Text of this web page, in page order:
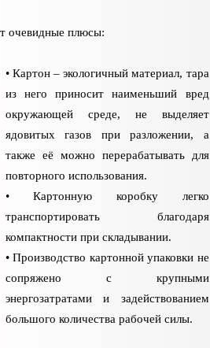
очевидные плюсы:
• Картон – экологичный материал, тара
из него приносит наименьший вред
окружающей среде, не выделяет
ядовитых газов при разложении, а
также её можно перерабатывать для
повторного использования.
• Картонную коробку легко
транспортировать благодаря
компактности при складывании.
• Производство картонной упаковки не
сопряжено с крупными
энергозатратами и задействованием
большого количества рабочей силы.